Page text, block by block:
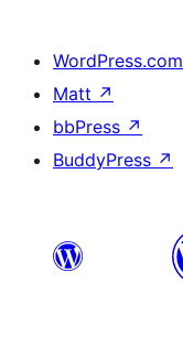
WordPress.com
Matt ↗
bbPress ↗
BuddyPress ↗